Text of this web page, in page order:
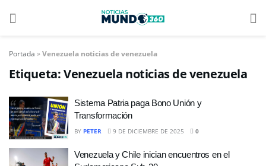
Portada »Venezuela noticias de venezuela
Etiqueta:Venezuela noticias de venezuela
Sistema Patria paga Bono Unión y
Transformación
BY PETER 9 DE DICIEMBRE DE 2025 0
Venezuela y Chile inician encuentros en el